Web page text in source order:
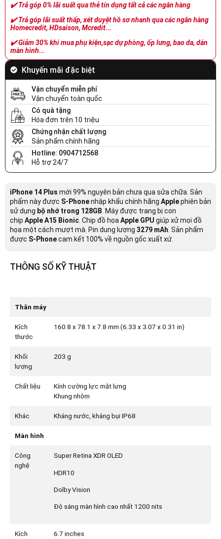
✔️Trả góp 0% lãi suất qua thẻ tín dụng tất cả các ngân hàng
✔️Trả góp lãi suất thấp, xét duyệt hồ sơ nhanh qua các ngân hàng
Homecredit, HDsaison, Mcredit...
✔️Giảm 30% khi mua phụ kiện,sạc dự phòng, ốp lưng, bao da, dán
màn hình...
Khuyến mãi đặc biệt
Vận chuyển miễn phí
Vận chuyển toàn quốc
Có quà tặng
Hóa đơn trên 10 triệu
Chứng nhận chất lượng
Sản phẩm chính hãng
Hotline: 0904712568
Hỗ trợ 24/7
iPhone 14 Plus mới 99% nguyên bản chưa qua sửa chữa. Sản
phẩm này được S-Phonenhập khẩu chính hãng Applephiên bản
sử dụng bộ nhớ trong 128GB . Máy được trang bị con
chip AppleA15 Bionic . Chip đồ họa Apple GPU giúp xử mọi đồ
họa một cách mượt mà. Pin dung lượng 3279 mAh . Sản phẩm
được S-Phonecam kết 100% về nguồn gốc xuất xứ.
THÔNG SỐ KỸ THUẬT
Thân máy
Kích
thước
160.8 x 78.1 x 7.8 mm (6.33 x 3.07 x 0.31 in)
Khối
lượng
203 g
Chất liệu
Kính cường lực mặt lưng
Khung nhôm
Khác Kháng nước, kháng bụi IP68
Màn hình
Công
nghệ
Super Retina XDR OLED
HDR10
Dolby Vision
Độ sáng màn hình cao nhất 1200 nits
Kích
6.7 inches